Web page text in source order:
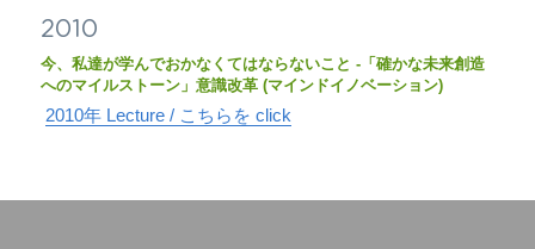
2010
今、私達が学んでおかなくてはならないこと -「確かな未来創造
へのマイルストーン」意識改革 (マインドイノベーション)
2010年 Lecture / こちらを click